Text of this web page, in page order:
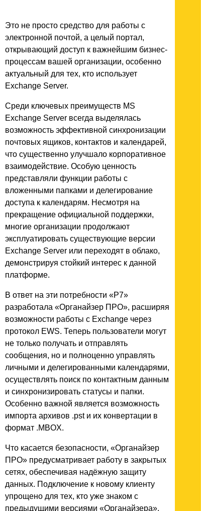
Это не просто средство для работы с
электронной почтой, а целый портал,
открывающий доступ к важнейшим бизнес-
процессам вашей организации, особенно
актуальный для тех, кто использует
Exchange Server.
Среди ключевых преимуществ MS
Exchange Server всегда выделялась
возможность эффективной синхронизации
почтовых ящиков, контактов и календарей,
что существенно улучшало корпоративное
взаимодействие. Особую ценность
представляли функции работы с
вложенными папками и делегирование
доступа к календарям. Несмотря на
прекращение официальной поддержки,
многие организации продолжают
эксплуатировать существующие версии
Exchange Server или переходят в облако,
демонстрируя стойкий интерес к данной
платформе.
В ответ на эти потребности «Р7»
разработала «Органайзер ПРО», расширяя
возможности работы с Exchange через
протокол EWS. Теперь пользователи могут
не только получать и отправлять
сообщения, но и полноценно управлять
личными и делегированными календарями,
осуществлять поиск по контактным данным
и синхронизировать статусы и папки.
Особенно важной является возможность
импорта архивов .pst и их конвертации в
формат .MBOX.
Что касается безопасности, «Органайзер
ПРО» предусматривает работу в закрытых
сетях, обеспечивая надёжную защиту
данных. Подключение к новому клиенту
упрощено для тех, кто уже знаком с
предыдущими версиями «Органайзера».